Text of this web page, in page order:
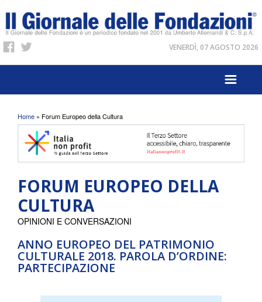
VENERDÌ, 07 AGOSTO 2026
Tu sei qui
Home » Forum Europeo della Cultura
FORUM EUROPEO DELLA
CULTURA
ANNO EUROPEO DEL PATRIMONIO
CULTURALE 2018. PAROLA D’ORDINE:
PARTECIPAZIONE
OPINIONI E CONVERSAZIONI